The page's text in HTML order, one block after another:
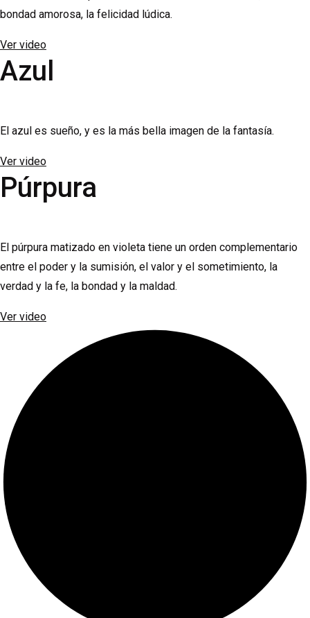
bondad amorosa, la felicidad lúdica.
Ver video
Azul
El azul es sueño, y es la más bella imagen de la fantasía.
Ver video
Púrpura
El púrpura matizado en violeta tiene un orden complementario
entre el poder y la sumisión, el valor y el sometimiento, la
verdad y la fe, la bondad y la maldad.
Ver video